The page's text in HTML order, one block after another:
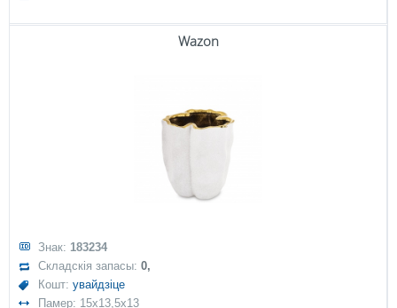
Wazon
Знак: 183234
Складскія запасы:0,
Кошт:увайдзіце
Памер: 15x13,5x13